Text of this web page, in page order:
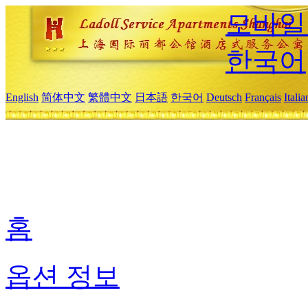
모바
한국어
English 简体中文 繁體中文 日本語 한국어 Deutsch Français
홈
옵션 정보